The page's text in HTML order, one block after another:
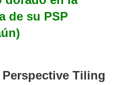
de su PSP
Perspective Tiling